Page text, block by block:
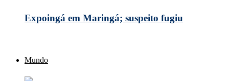
Expoingá em Maringá; suspeito fugiu
Mundo